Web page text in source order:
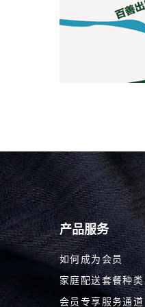
产品服务
如何成为会员
家庭配送套餐种类
会员专享服务通道